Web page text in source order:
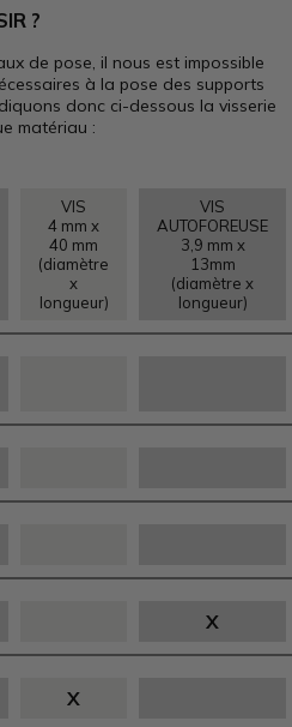
?
de pose, il nous est impossible
à la pose des supports
donc ci-dessous la visserie
matériau :
VIS
4 mm x
40 mm
(diamètre
x
longueur)
VIS
AUTOFOREUSE
3,9 mm x
13mm
(diamètre x
longueur)
X
X